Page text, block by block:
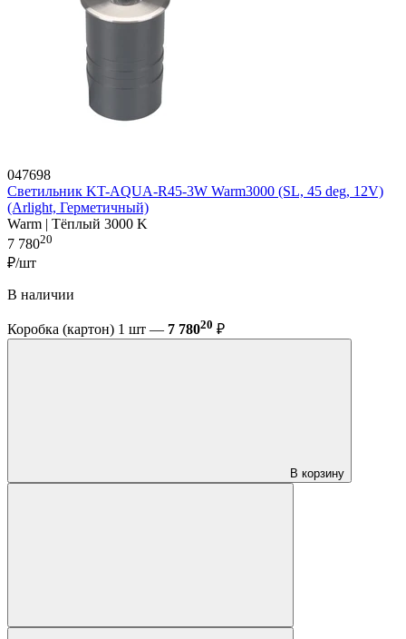
047698
Светильник KT-AQUA-R45-3W Warm3000 (SL, 45 deg, 12V)
(Arlight, Герметичный)
Warm | Тёплый 3000 K
7 78020
₽/шт
В наличии
Коробка (картон) 1 шт — 7 78020 ₽
В корзину